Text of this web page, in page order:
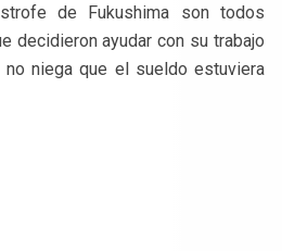
de Fukushima son todos
decidieron ayudar con su trabajo
no niega que el sueldo estuviera